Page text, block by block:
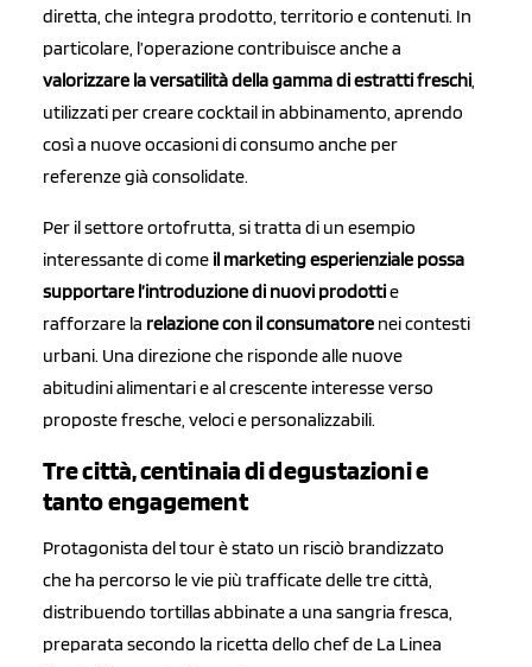
diretta, che integra prodotto, territorio e contenuti. In
particolare, l’operazione contribuisce anche a
valorizzare la versatilità della gamma di estratti freschi
utilizzati per creare cocktail in abbinamento, aprendo
così a nuove occasioni di consumo anche per
referenze già consolidate.
Per il settore ortofrutta, si tratta di un esempio
interessante di come il marketing esperienziale possa
supportare l’introduzione di nuovi prodottie
rafforzare la relazione con il consumatore nei contesti
urbani. Una direzione che risponde alle nuove
abitudini alimentari e al crescente interesse verso
proposte fresche, veloci e personalizzabili.
Tre città, centinaia di degustazioni e
tanto engagement
Protagonista del tour è stato un risciò brandizzato
che ha percorso le vie più trafficate delle tre città,
distribuendo tortillas abbinate a una sangria fresca,
preparata secondo la ricetta dello chef de La Linea